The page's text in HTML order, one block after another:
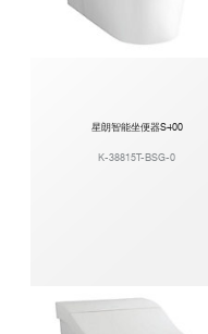
星朗智能坐便器S400
K-38815T-BSG-0